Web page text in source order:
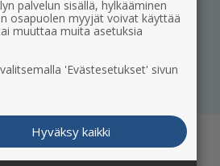
palvelun sisällä, hylkääminen
osapuolen myyjät voivat käyttää
muuttaa muita asetuksia
'Evästesetukset' sivun
Hyväksy kaikki